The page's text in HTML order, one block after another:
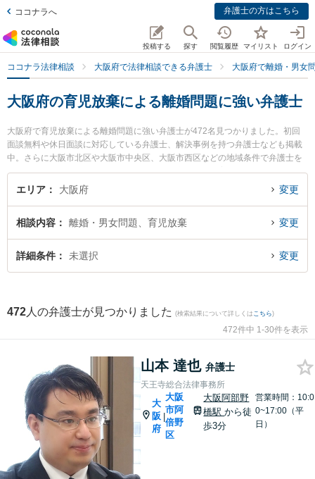
ココナラへ 弁護士の方はこちら
投稿する 探す 閲覧履歴 マイリスト ログイン
ココナラ法律相談 大阪府で法律相談できる弁護士 大阪府で離婚・男女
大阪府の育児放棄による離婚問題に強い弁護士
大阪府で育児放棄による離婚問題に強い弁護士が472名見つかりました。初回
面談無料や休日面談に対応している弁護士、解決事例を持つ弁護士なども掲載
中。さらに大阪市北区や大阪市中央区、大阪市西区などの地域条件で弁護士を
絞り込めます。離婚・男女問題に関係する財産分与や養育費、親権等の細かな
分野での絞り込み検索もでき便利です。特に天王寺総合法律事務所の山本 達也
います。『大阪府で土日や夜間に発生した育児放棄による離婚問題のトラブル
を今すぐに弁護士に相談したい』『育児放棄による離婚問題のトラブル解決の
実績豊富な近くの弁護士を検索したい』『初回相談無料で育児放棄による離婚
エリア 大阪府 変更
相談内容 離婚・男女問題、育児放棄 変更
詳細条件 未選択 変更
472 人の弁護士が見つかりました (検索結果について詳しくは こちら)
472件中 1-30件を表示
山本 達也 弁護士
天王寺総合法律事務所
大
阪
府
|
大阪
市阿
倍野
区
大阪阿部野
橋駅から徒
歩3分
営業時間：10:0
0~17:00（平
日）